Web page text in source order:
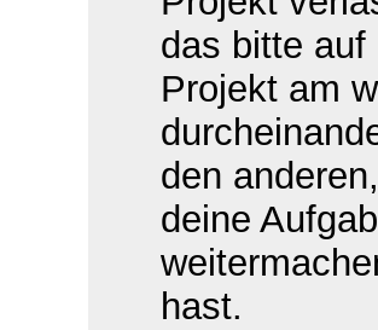
das bitte auf
Projekt am
den
deine
hast.